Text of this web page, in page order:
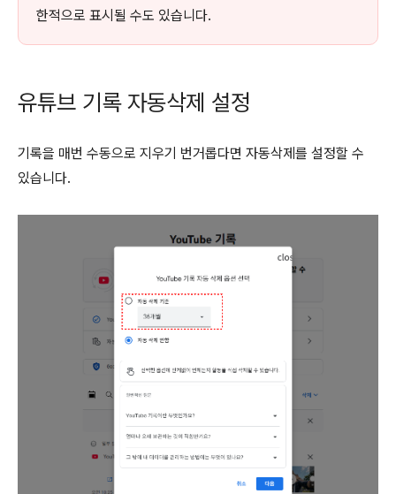
한적으로 표시될 수도 있습니다.
유튜브 기록 자동삭제 설정
기록을 매번 수동으로 지우기 번거롭다면 자동삭제를 설정할 수
있습니다.